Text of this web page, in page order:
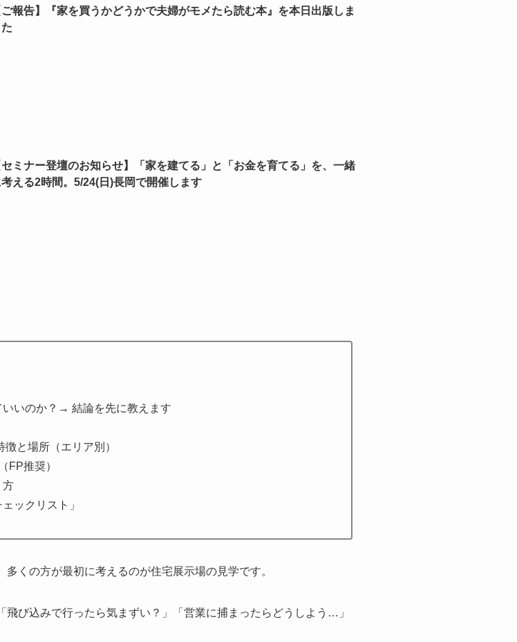
ご報告】『家を買うかどうかで夫婦がモメたら読む本』を本日出版しま
た
セミナー登壇のお知らせ】「家を建てる」と「お金を育てる」を、一緒
考える2時間。5/24(日)長岡で開催します
いのか？→ 結論を先に教えます
と場所（エリア別）
FP推奨）
方
ックリスト」
くの方が最初に考えるのが住宅展示場の見学です。
び込みで行ったら気まずい？」「営業に捕まったらどうしよう…」